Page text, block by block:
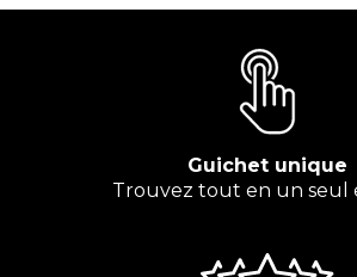
Guichet unique
Trouvez tout en un seul